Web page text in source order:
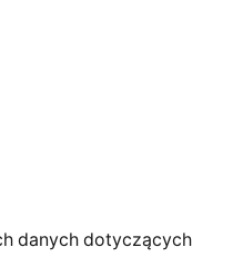
danych dotyczących